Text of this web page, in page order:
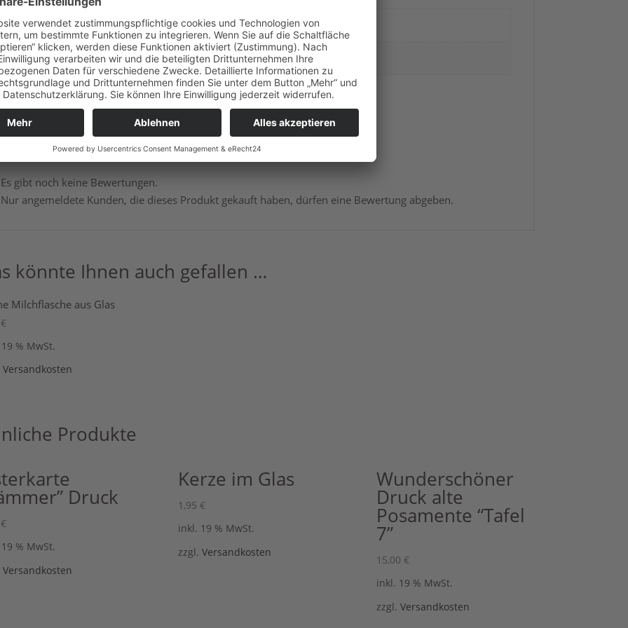
Gewicht 0,450 kg
Größe 9 × 8 cm
Bewertungen
Es gibt noch keine Bewertungen.
Nur angemeldete Kunden, die dieses Produkt gekauft haben, dürfen eine Bewertung abgeben.
könnte Ihnen auch gefallen …
Milchflasche aus Glas
€
% MwSt.
Versandkosten
Produkte
Druck
€
% MwSt.
Versandkosten
Kerze im Glas
1,95 €
inkl. 19 % MwSt.
zzgl. Versandkosten
Wunderschöner
Druck alte
Posamente “Tafel
7”
15,00 €
inkl. 19 % MwSt.
zzgl.Versandkosten